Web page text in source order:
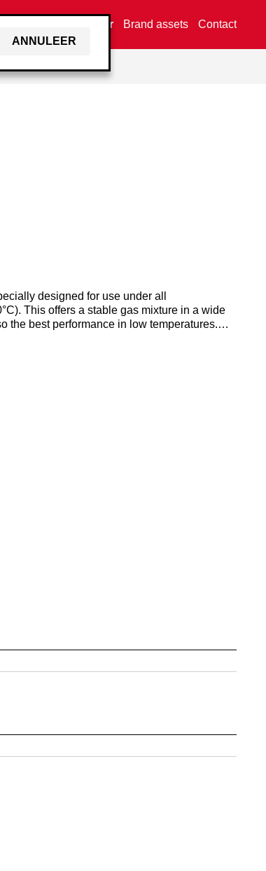
ANNULEER
Vind een dealer Brand assets Contact
designed for use under all
This offers a stable gas mixture in a wide
the best performance in low temperatures.
keep their optimum performance 24 months
valve mounted and a protection of the tip.